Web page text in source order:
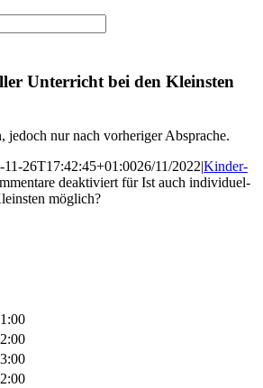
Unter­richt bei den Kleins­ten
jedoch nur nach vor­he­ri­ger Absprache.
11-26T17:42:45+01:0026/11/2022|Kinder-
deaktiviertfür Ist auch indi­vi­du­el­
möglich?